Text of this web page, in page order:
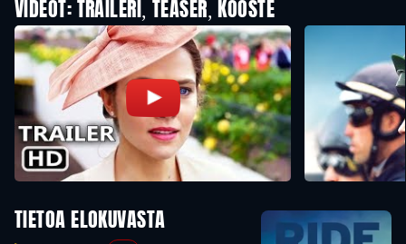
VIDEOT: TRAILERI, TEASER, KOOSTE
TIETOA ELOKUVASTA